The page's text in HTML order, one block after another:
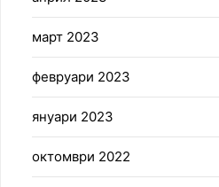
март 2023
февруари 2023
януари 2023
октомври 2022